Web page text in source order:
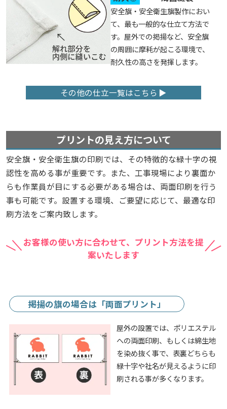
安全旗・安全衛生旗製作におい
て、最も一般的な仕立て方法で
す。屋外での掲揚など、安全旗
の周囲に摩耗が起こる環境で、
耐久性の高さを発揮します。
その他の仕立一覧はこちら
プリントの見え方について
安全旗・安全衛生旗の印刷では、その特徴的な緑十字の視
認性を高める事が重要です。また、工事現場により裏面か
らも作業員が目にする必要がある場合は、両面印刷を行う
事も可能です。設置する環境、ご要望に応じて、最適な印
刷方法をご案内致します。
お客様の使い方に合わせて、プリント方法を提
案いたします
掲揚の旗の場合は「両面プリント」
屋外の設置では、ポリエステル
への両面印刷、もしくは綿生地
を染め抜く事で、表裏どちらも
緑十字や社名が見えるように印
刷される事が多くなります。